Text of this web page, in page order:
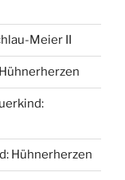
Meier II
Hühnerherzen